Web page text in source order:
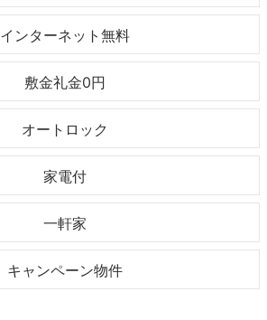
インターネット無料
敷金礼金0円
オートロック
家電付
一軒家
キャンペーン物件